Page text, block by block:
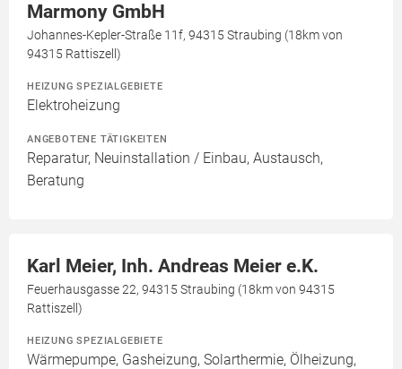
Marmony GmbH
Johannes-Kepler-Straße 11f, 94315 Straubing (18km von
94315 Rattiszell)
HEIZUNG SPEZIALGEBIETE
Elektroheizung
ANGEBOTENE TÄTIGKEITEN
Reparatur, Neuinstallation / Einbau, Austausch,
Beratung
Karl Meier, Inh. Andreas Meier e.K.
Feuerhausgasse 22, 94315 Straubing (18km von 94315
Rattiszell)
HEIZUNG SPEZIALGEBIETE
Wärmepumpe, Gasheizung, Solarthermie, Ölheizung,